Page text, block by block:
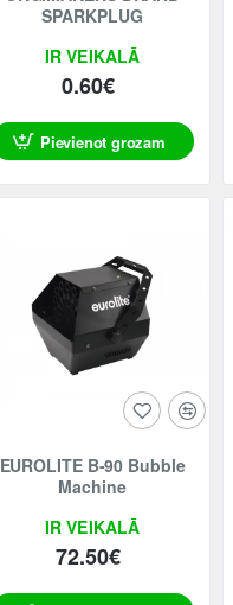
IR VEIKALĀ
SPARKPLUG
0.60€
Pievienot grozam
IR VEIKALĀ
EUROLITE B-90 Bubble
Machine
72.50€